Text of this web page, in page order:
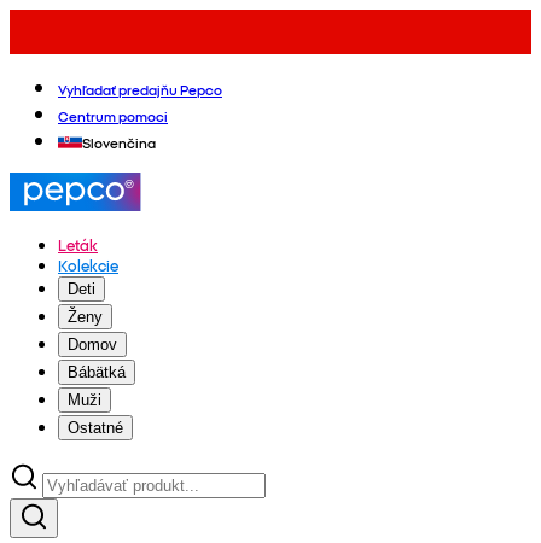
Vyhľadať predajňu Pepco
Centrum pomoci
Slovenčina
Leták
Kolekcie
Deti
Ženy
Domov
Bábätká
Muži
Ostatné